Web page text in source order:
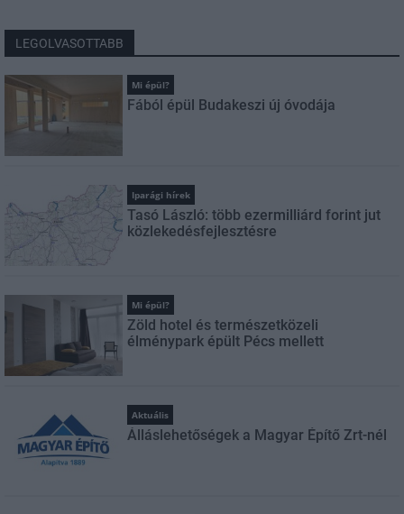
LEGOLVASOTTABB
Mi épül?
Fából épül Budakeszi új óvodája
Iparági hírek
Tasó László: több ezermilliárd forint jut
közlekedésfejlesztésre
Mi épül?
Zöld hotel és természetközeli
élménypark épült Pécs mellett
Aktuális
Álláslehetőségek a Magyar Építő Zrt-nél